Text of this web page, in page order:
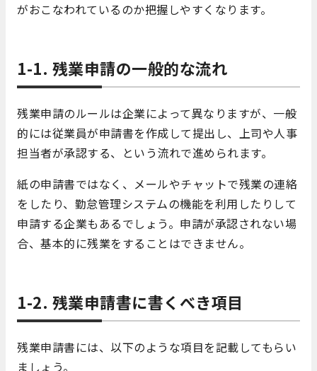
がおこなわれているのか把握しやすくなります。
1-1. 残業申請の一般的な流れ
残業申請のルールは企業によって異なりますが、一般
的には従業員が申請書を作成して提出し、上司や人事
担当者が承認する、という流れで進められます。
紙の申請書ではなく、メールやチャットで残業の連絡
をしたり、勤怠管理システムの機能を利用したりして
申請する企業もあるでしょう。申請が承認されない場
合、基本的に残業をすることはできません。
1-2. 残業申請書に書くべき項目
残業申請書には、以下のような項目を記載してもらい
ましょう。